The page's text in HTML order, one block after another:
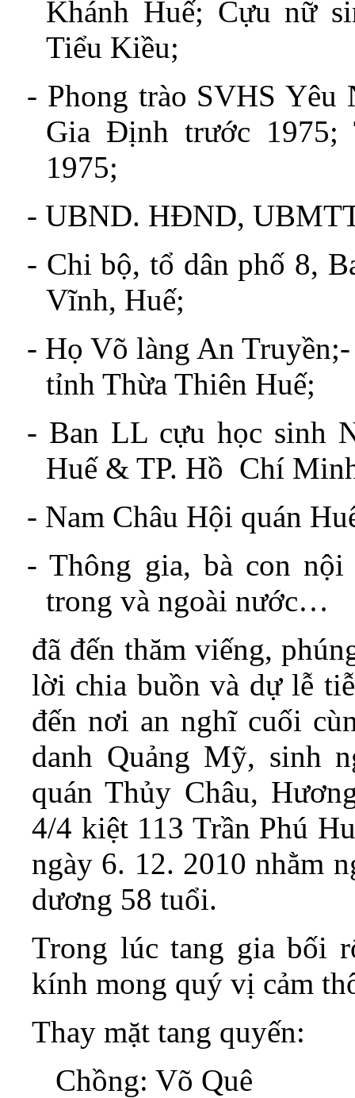
Khánh Huế; Cựu nữ
Tiểu Kiều;
- Phong trào SVHS Yêu
Gia Định trước 1975;
1975;
- UBND. HĐND,
- Chi bộ, tổ dân phố 8,
Vĩnh, Huế;
- Họ Võ làng An Truyền;-
tỉnh Thừa Thiên Huế;
- Ban LL cựu học sinh
Huế & TP. Hồ Chí
- Nam Châu Hội quán
- Thông gia, bà con nội
trong và ngoài nước…
đã đến thăm viếng,
lời chia buồn và dự lễ
đến nơi an nghĩ cuối
danh Quảng Mỹ, sinh
quán Thủy Châu,
4/4 kiệt 113 Trần Phú
ngày 6. 12. 2010 nhằm
dương 58 tuổi.
Trong lúc tang gia bối
kính mong quý vị cảm
Thay mặt tang quyến:
Chồng: Võ Quê